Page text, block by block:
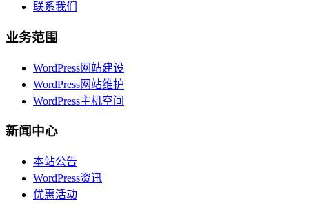
联系我们
业务范围
WordPress网站建设
WordPress网站维护
WordPress主机空间
新闻中心
本站公告
WordPress资讯
优惠活动